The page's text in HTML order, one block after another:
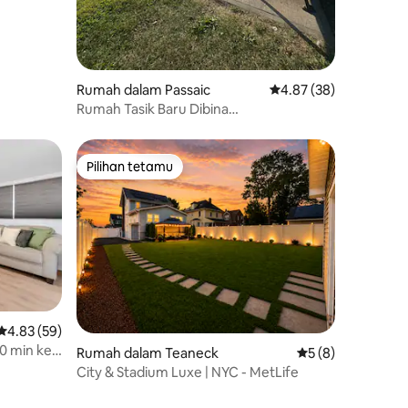
Rumah dalam Passaic Penarafan purata
4.87 (38)
Rumah Tasik Baru Dibina
purata 4.83 daripada 5, 59 ulasan
4.83 (59)
min ke
Pilihan tetamu
Pilihan tetamu
Rumah dalam Teaneck Penarafan purata
5 (8)
City & Stadium Luxe | NYC - MetLife